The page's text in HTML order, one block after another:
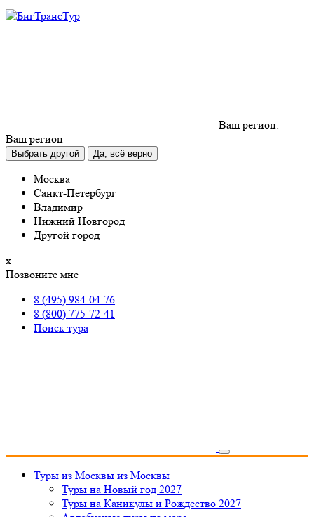
Ваш регион:
Ваш регион
Выбрать другой Да, всё верно
Москва
Санкт-Петербург
Владимир
Нижний Новгород
Другой город
х
Позвоните мне
8 (495) 984-04-76
8 (800) 775-72-41
Поиск тура
Туры из Москвы из Москвы
Туры на Новый год 2027
Туры на Каникулы и Рождество 2027